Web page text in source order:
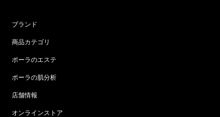
ブランド
商品カテゴリ
ポーラのエステ
ポーラの肌分析
店舗情報
オンラインストア